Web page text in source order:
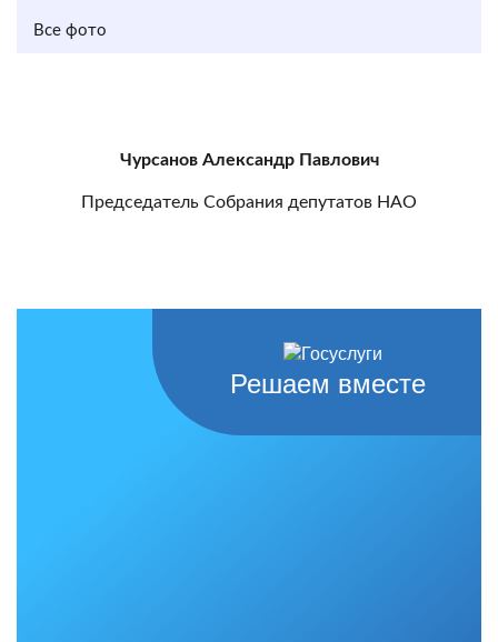
Все фото
Чурсанов Александр Павлович
Председатель Собрания депутатов НАО
Решаем вместе